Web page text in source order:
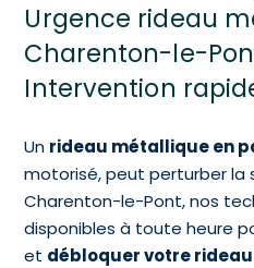
Urgence rideau
Charenton-le-
Intervention
Un rideau métallique en
motorisé, peut perturber la
Charenton-le-Pont, nos
disponibles à toute heure
et débloquer votre